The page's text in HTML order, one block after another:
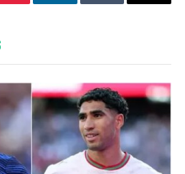
Pinterest LinkedInTumblr Email